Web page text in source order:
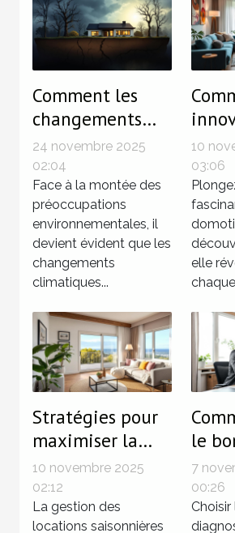
Comment les
changements
climatiques
influencent le
marché
immobilier ?
24 novembre 2025
02:04
Face à la montée des
préoccupations
environnementales, il
devient évident que les
changements
climatiques...
10
03:06
elle
Stratégies pour
maximiser la
rentabilité des
locations
saisonnières
10 novembre 2025
02:12
La gestion des
locations saisonnières
le
votre
7
00:26